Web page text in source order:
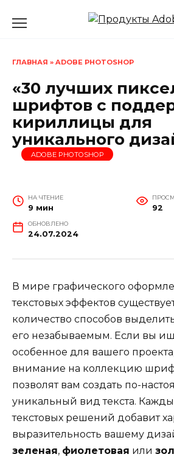
ГЛАВНАЯ » ADOBE PHOTOSHOP
«30 лучших
шрифтов с
кириллицы для
уникального
ADOBE PHOTOSHOP
НА ЧТЕНИЕ
9 мин 92
ОБНОВЛЕНО
24.07.2024
В мире графического
текстовых эффектов
количество способов
его незабываемым. Если вы
особенное для вашего
внимание на коллекцию
позволят вам создать по-
уникальный вид текста.
текстовых решений добавит
выразительность вашему
зеленая, фиолетовая или